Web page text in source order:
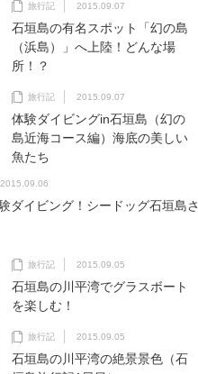
旅行記 2015.09.07
石垣島の有名スポット「幻の島
（浜島）」へ上陸！どんな場
所！？
旅行記 2015.09.07
体験ダイビングin石垣島（幻の
島近海コース編）海底の美しい
魚たち
2015.09.06
ダイビング！シードッグ石垣島さ
旅行記 2015.09.05
石垣島の川平湾でグラスボート
を楽しむ！
旅行記 2015.09.05
石垣島の川平湾の絶景景色（石